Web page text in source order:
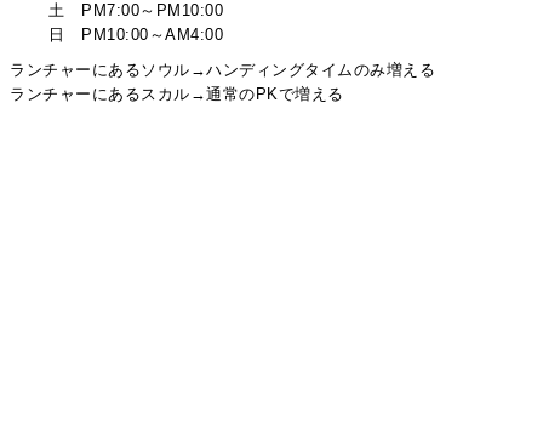
土 PM7:00～PM10:00
日 PM10:00～AM4:00
ランチャーにあるソウル→ハンディングタイムのみ増える
ランチャーにあるスカル→通常のPKで増える